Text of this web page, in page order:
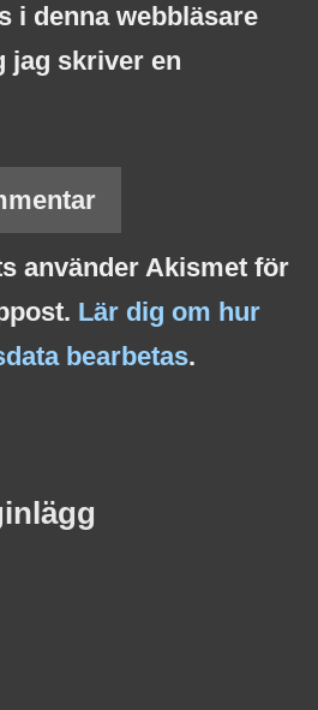
i denna webbläsare
jag skriver en
använder Akismet för
Lär dig om hur
bearbetas.